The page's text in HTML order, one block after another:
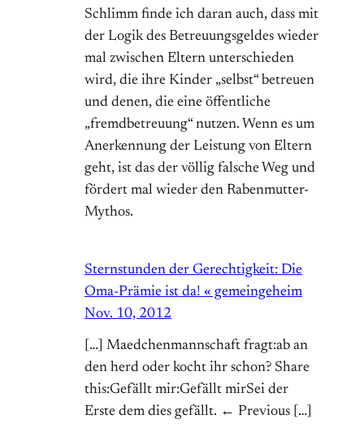
Schlimm finde ich daran auch, dass mit
der Logik des Betreuungsgeldes wieder
mal zwischen Eltern unterschieden
wird, die ihre Kinder „selbst“ betreuen
und denen, die eine öffentliche
„fremdbetreuung“ nutzen. Wenn es um
Anerkennung der Leistung von Eltern
geht, ist das der völlig falsche Weg und
fördert mal wieder den Rabenmutter-
Mythos.
Sternstunden der Gerechtigkeit: Die
Oma-Prämie ist da! « gemeingeheim
Nov. 10, 2012
[…] Maedchenmannschaft fragt:ab an
den herd oder kocht ihr schon? Share
this:Gefällt mir:Gefällt mirSei der
Erste dem dies gefällt. ← Previous […]